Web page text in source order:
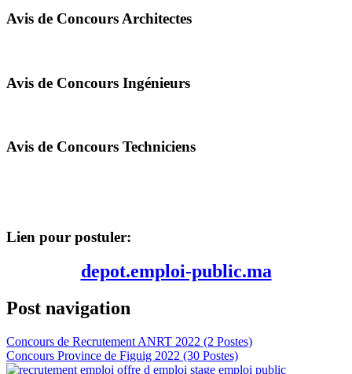
Avis de Concours Architectes
Avis de Concours Ingénieurs
Avis de Concours Techniciens
Lien pour postuler:
depot.emploi-public.ma
Post navigation
Concours de Recrutement ANRT 2022 (2 Postes)
Concours Province de Figuig 2022 (30 Postes)